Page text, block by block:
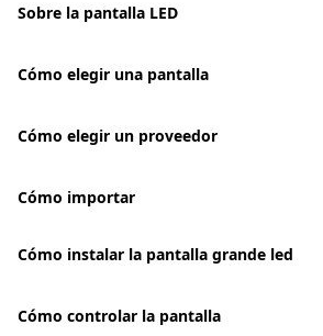
Sobre la pantalla LED
Cómo elegir una pantalla
Cómo elegir un proveedor
Cómo importar
Cómo instalar la pantalla grande led
Cómo controlar la pantalla